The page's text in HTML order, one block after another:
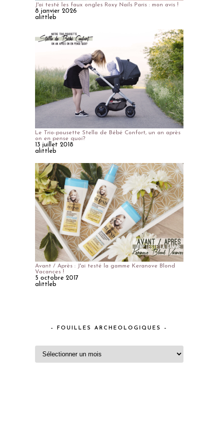
J'ai testé les faux ongles Roxy Nails Paris : mon avis !
8 janvier 2026
alittleb
Le Trio-pousette Stella de Bébé Confort, un an après
on en pense quoi?
13 juillet 2018
alittleb
Avant / Après : J'ai testé la gamme Keranove Blond
Vacances !
5 octobre 2017
alittleb
– FOUILLES ARCHEOLOGIQUES –